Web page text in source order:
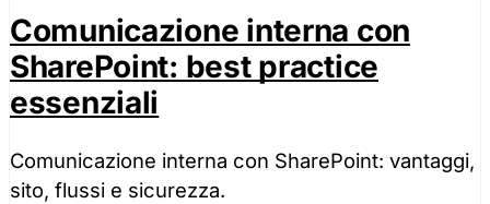
Comunicazione interna con
SharePoint: best practice
essenziali
Comunicazione interna con SharePoint: vantaggi,
sito, flussi e sicurezza.